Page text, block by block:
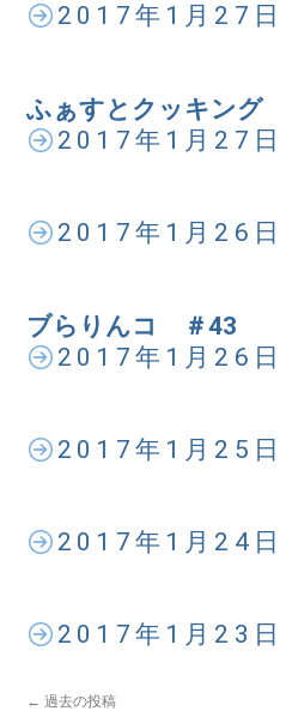
2017年1月27
ふぁすとクッキング
2017年1月27
2017年1月26
ブらりんコ ＃43
2017年1月26
2017年1月25
2017年1月24
2017年1月23
← 過去の投稿